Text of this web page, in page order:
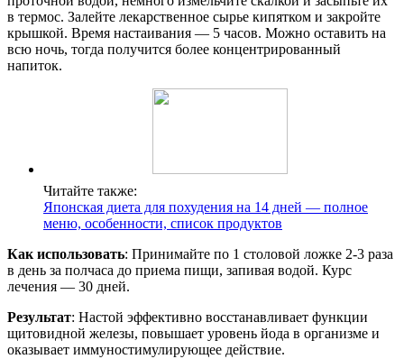
в термос. Залейте лекарственное сырье кипятком и закройте
крышкой. Время настаивания — 5 часов. Можно оставить на
всю ночь, тогда получится более концентрированный
напиток.
Читайте также:
Японская диета для похудения на 14 дней — полное
меню, особенности, список продуктов
Как использовать: Принимайте по 1 столовой ложке 2-3 раза
в день за полчаса до приема пищи, запивая водой. Курс
лечения — 30 дней.
Результат: Настой эффективно восстанавливает функции
щитовидной железы, повышает уровень йода в организме и
оказывает иммуностимулирующее действие.